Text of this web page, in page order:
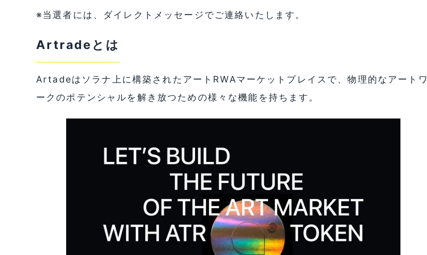
※当選者には、ダイレクトメッセージでご連絡いたします。
Artradeとは
Artadeはソラナ上に構築されたアートRWAマーケットプレイスで、物理的なアートワ
ークのポテンシャルを解き放つための様々な機能を持ちます。